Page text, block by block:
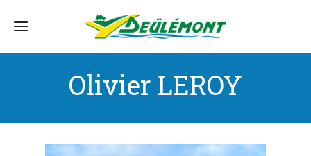
Olivier LEROY